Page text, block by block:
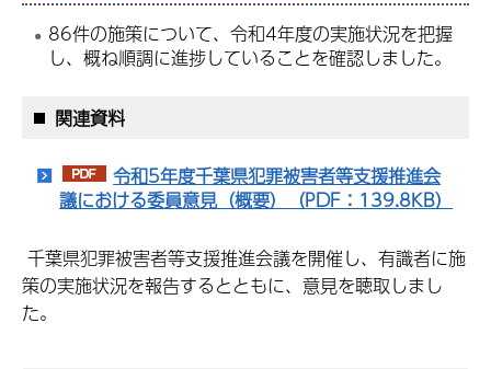
86件の施策について、令和4年度の実施状況を把握
し、概ね順調に進捗していることを確認しました。
関連資料
令和5年度千葉県犯罪被害者等支援推進会
議における委員意見（概要）（PDF：139.8KB）
千葉県犯罪被害者等支援推進会議を開催し、有識者に施
策の実施状況を報告するとともに、意見を聴取しまし
た。